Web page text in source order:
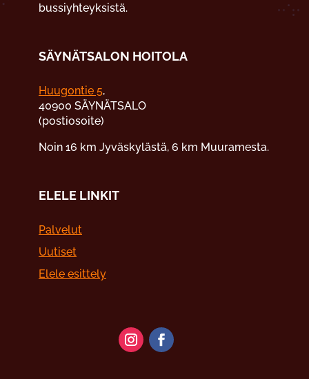
bussiyhteyksistä.
SÄYNÄTSALON HOITOLA
Huugontie 5,
40900 SÄYNÄTSALO
(postiosoite)
Noin 16 km Jyväskylästä, 6 km Muuramesta.
ELELE LINKIT
Palvelut
Uutiset
Elele esittely